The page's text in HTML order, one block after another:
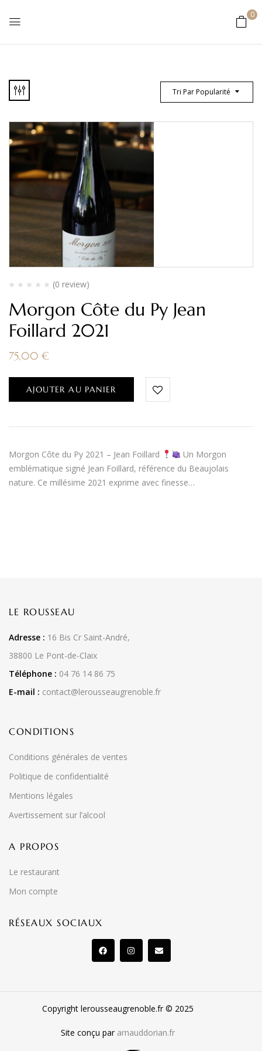
0
Tri Par Popularité
(0 review)
Morgon Côte du Py Jean
Foillard 2021
75,00 €
AJOUTER AU PANIER
Morgon Côte du Py 2021 – Jean Foillard
Un Morgon
emblématique signé Jean Foillard, référence du Beaujolais
nature. Ce millésime 2021 exprime avec finesse…
LE ROUSSEAU
Adresse : 16 Bis Cr Saint-André,
38800 Le Pont-de-Claix
Téléphone : 04 76 14 86 75
E-mail : contact@lerousseaugrenoble.fr
CONDITIONS
Conditions générales de ventes
Politique de confidentialité
Mentions légales
Avertissement sur l’alcool
A PROPOS
Le restaurant
Mon compte
RÉSEAUX SOCIAUX
Copyright lerousseaugrenoble.fr © 2025
Site conçu par arnauddorian.fr